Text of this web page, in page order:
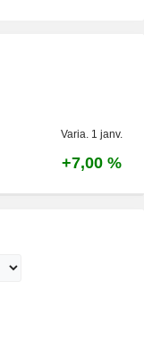
Varia. 1 janv.
+7,00 %